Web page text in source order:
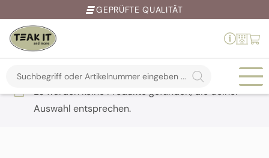
Springe
zum
GEPRÜFTE QUALITÄT
search
Es wurden keine Produkte gefunden, die deiner
Auswahl entsprechen.